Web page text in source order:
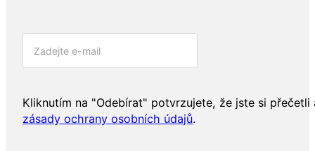
Kliknutím na "Odebírat" potvrzujete, že jste si přečetli
zásady ochrany osobních údajů.